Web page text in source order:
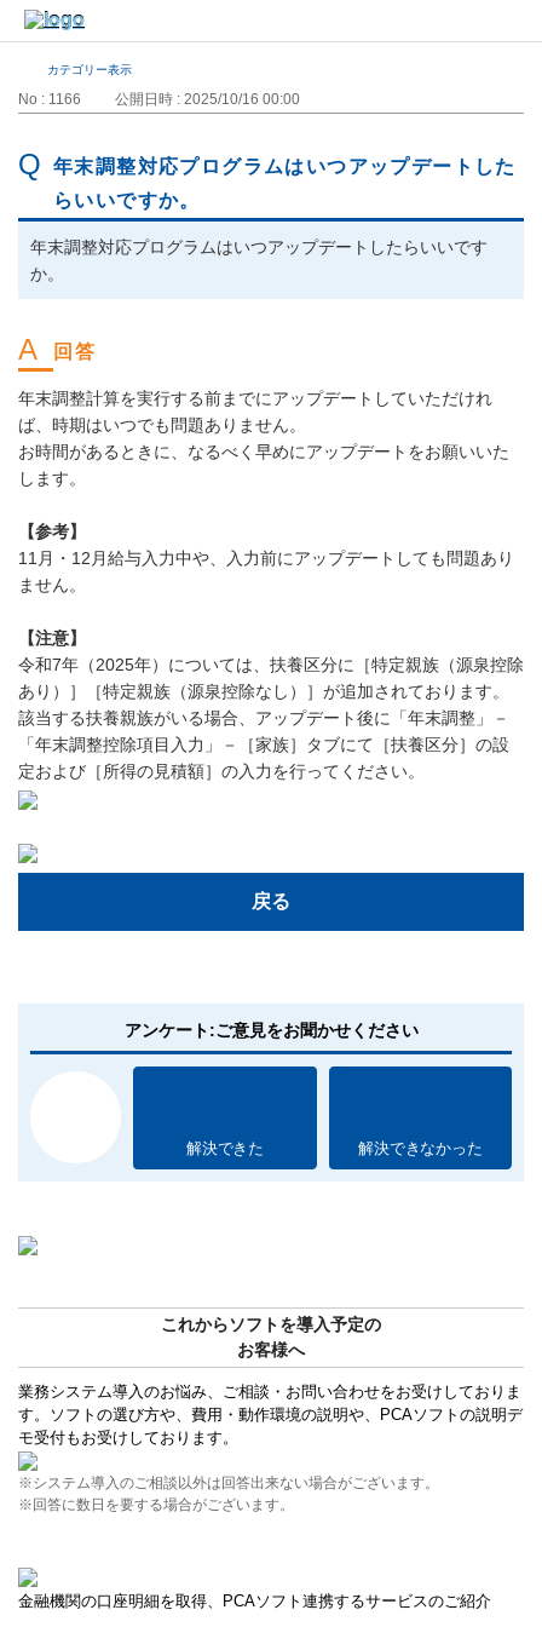
カテゴリー表示
No : 1166 公開日時 : 2025/10/16 00:00
年末調整対応プログラムはいつアップデートした
らいいですか。
年末調整対応プログラムはいつアップデートしたらいいです
か。
年末調整計算を実行する前までにアップデートしていただけれ
ば、時期はいつでも問題ありません。
お時間があるときに、なるべく早めにアップデートをお願いいた
します。
【参考】
11月・12月給与入力中や、入力前にアップデートしても問題あり
ません。
【注意】
令和7年（2025年）については、扶養区分に［特定親族（源泉控除
あり）］［特定親族（源泉控除なし）］が追加されております。
該当する扶養親族がいる場合、アップデート後に「年末調整」－
「年末調整控除項目入力」－［家族］タブにて［扶養区分］の設
定および［所得の見積額］の入力を行ってください。
戻る
アンケート:ご意見をお聞かせください
解決できた 解決できなかった
これからソフトを導入予定の
お客様へ
業務システム導入のお悩み、ご相談・お問い合わせをお受けしておりま
す。ソフトの選び方や、費用・動作環境の説明や、PCAソフトの説明デ
モ受付もお受けしております。
※システム導入のご相談以外は回答出来ない場合がございます。
※回答に数日を要する場合がございます。
金融機関の口座明細を取得、PCAソフト連携するサービスのご紹介